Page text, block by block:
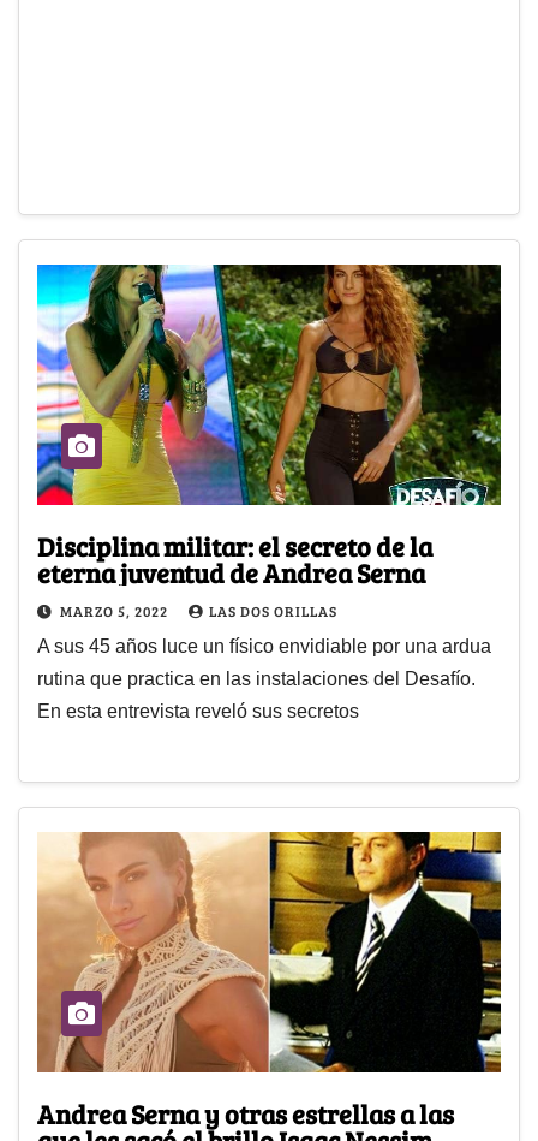
Disciplina militar: el secreto de la
eterna juventud de Andrea Serna
MARZO 5, 2022 LAS DOS ORILLAS
A sus 45 años luce un físico envidiable por una ardua
rutina que practica en las instalaciones del Desafío.
En esta entrevista reveló sus secretos
Andrea Serna y otras estrellas a las